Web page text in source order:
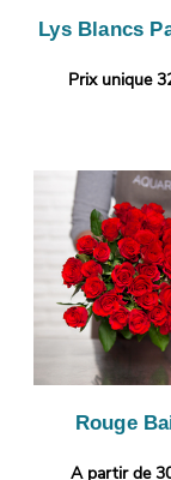
Lys Blancs
Prix unique
Rouge
A partir de